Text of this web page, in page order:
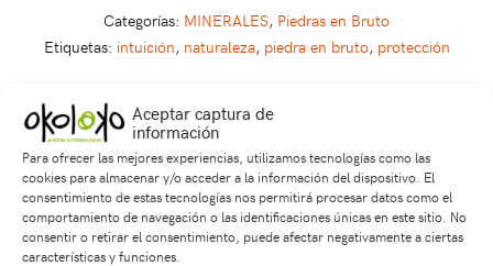
Aceptar captura de
información
Para ofrecer las mejores experiencias, utilizamos tecnologías como las
cookies para almacenar y/o acceder a la información del dispositivo. El
consentimiento de estas tecnologías nos permitirá procesar datos como el
comportamiento de navegación o las identificaciones únicas en este sitio. No
consentir o retirar el consentimiento, puede afectar negativamente a ciertas
características y funciones.
Categorías: MINERALES, Piedras en Bruto
Etiquetas: intuición, naturaleza, piedra en bruto, protección
Productos relacionados